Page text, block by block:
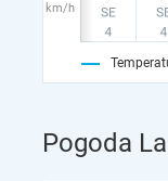
km/h
Pogoda